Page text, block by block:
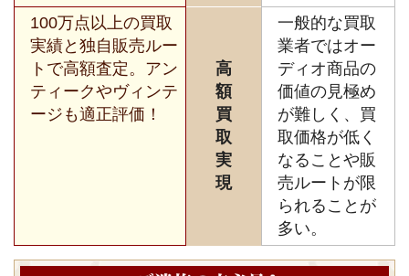
100万点以上の買取
実績と独自販売ルー
トで高額査定。アン
ティークやヴィンテ
ージも適正評価！
高
額
買
取
実
現
一般的な買取
業者ではオー
ディオ商品の
価値の見極め
が難しく、買
取価格が低く
なることや販
売ルートが限
られることが
多い。